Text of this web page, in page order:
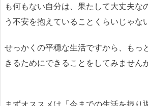
も何もない自分は、果たして大丈夫な
う不安を抱えていることくらいじゃな
せっかくの平穏な生活ですから、もっ
きるためにできることをしてみません
まずオススメは「今までの生活を振り